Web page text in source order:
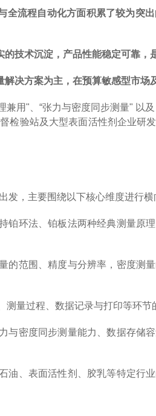
全流程自动化方面积累了较为突
技术沉淀，产品性能稳定可靠，
解决方案为主，在预算敏感型市场
兼用" 、“张力与密度同步测量" 以及
检验站及大型表面活性剂企业研
发，主要围绕以下核心维度进行横
铂环法、铂板法两种经典测量原
的范围、精度与分辨率，密度测
测量过程、数据记录与打印等环节
与密度同步测量能力、数据存储
油、表面活性剂、胶乳等特定行